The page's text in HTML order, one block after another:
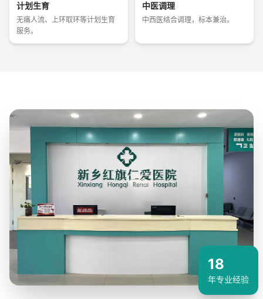
计划生育
无痛人流、上环取环等计划生育
服务。
中医调理
中西医结合调理，标本兼治。
18
年专业经验